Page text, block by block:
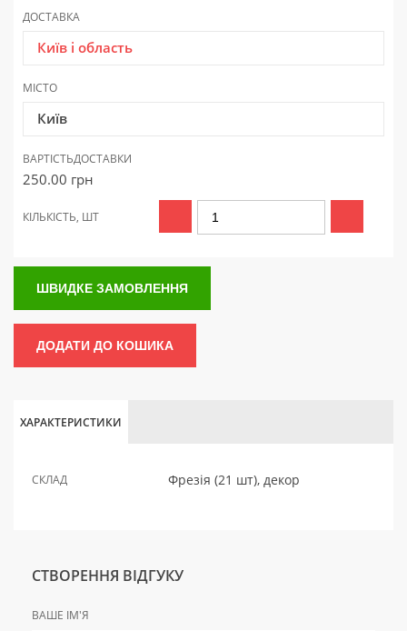
ДОСТАВКА
Київ і область
МІСТО
Київ
ВАРТІСТЬДОСТАВКИ
250.00 грн
КІЛЬКІСТЬ, ШТ
ШВИДКЕ ЗАМОВЛЕННЯ
ДОДАТИ ДО КОШИКА
ХАРАКТЕРИСТИКИ
СКЛАД Фрезія (21 шт), декор
СТВОРЕННЯ ВІДГУКУ
ВАШЕ ІМ'Я